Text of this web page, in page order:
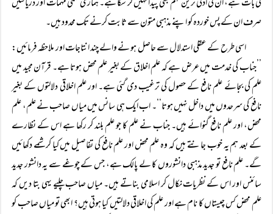
کی بات ہے، ان کی ادنیٰ ترین فہم بھی پیدا نہیں کر سکا ہے۔ ہماری علمی مہمات اور دریافتیں
صرف ان کے پس خوردہ کو اپنے مذہبی متون سے ثابت کرنے تک محدود ہیں۔
اسی طرح کے عقلی استدلال سے حاصل ہو نے والے چند انتاجات اور ملاحظہ فرمائیں:
’’جناب کی خدمت میں عرض ہے کہ علم اخلاق کے بغیر علم محض ہوتا ہے۔ قرآن مجید میں
علم کی بجائے علم نافع کے حصول کی ترغیب دی گئی ہے۔ اور علم اخلاقی دلالتوں کے بغیر
نافع کی سرحدوں میں داخل نہیں ہوتا‘‘۔ اب ایک ہی سانس میں میاں صاحب نے علم، علم
محض، اور علم نافع گنوائے ہیں۔ جناب نے علم کا جو علم بلند کر رکھا ہے اس کے نظارے
کے بعد ہم یہ خوب جانتے ہیں کہ وہ علم محض اور علم نافع کی تفاصیل میں کیا کرشمے دکھائیں
گے۔ علم نافع تو جدید مذہبی دانشوروں کا لے پالک ہے، جس کے چوغے سے یہ دانشور جدید
سائنس اور اس کے نظریات نکال کر اسلامی بناتے ہیں۔ میاں صاحب چلیے یہی بتا دیں کہ
علم محض کس چیستاں کا نام ہے اور علم کی اخلاقی دلالتیں کیا ہوتی ہیں؟ ابھی تو میاں صاحب کو